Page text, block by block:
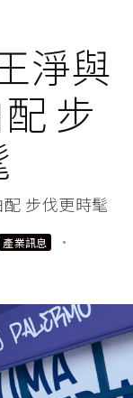
淨與
步
步伐更時髦
產業訊息
·